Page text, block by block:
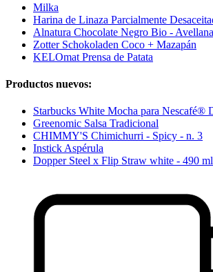
Milka
Harina de Linaza Parcialmente
Alnatura Chocolate Negro Bio -
Zotter Schokoladen Coco + Mazapán
KELOmat Prensa de Patata
Productos nuevos:
Starbucks White Mocha para Nescafé®
Greenomic Salsa Tradicional
CHIMMY'S Chimichurri - Spicy - n. 3
Instick Aspérula
Dopper Steel x Flip Straw white - 490 ml